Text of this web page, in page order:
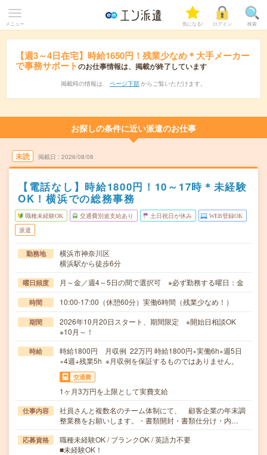
メニュー 気になる! ログイン 検索
【週3～4日在宅】時給1650円！残業少なめ＊大手メーカー
で事務サポートのお仕事情報は、掲載が終了しています
掲載時の情報は、 ページ下部 からご覧いただけます。
お探しの条件に近い派遣のお仕事
未読 掲載日 2026/08/08
【電話なし】時給1800円！10～17時＊未経験
OK！横浜での総務事務
職種未経験OK 交通費別途支給あり 土日祝日が休み WEB登録OK
派遣
勤務地
横浜市神奈川区
横浜駅から徒歩6分
曜日頻度 月～金／週4～5日の間で選択可 ※必ず勤務する曜日：金
時間 10:00-17:00（休憩60分）実働6時間（残業少なめ！）
期間
2026年10月20日スタート、期間限定 ※開始日相談OK
※10月～！
時給
時給1800円 月収例 22万円 時給1800円×実働6h×週5日
×4週+残業5h ※月収例を保証するものではありません。
交通費
1ヶ月3万円を上限として実費支給
仕事内容
社員さんと複数名のチーム体制にて、 顧客企業の年末調
整業務をお願いします。・書類開封・書類仕分け・内…
応募資格
職種未経験OK / ブランクOK / 英語力不要
■未経験OK！